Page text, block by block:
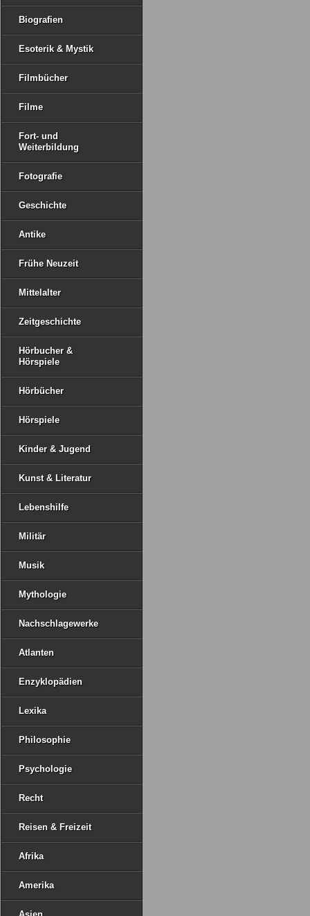
Biografien
Esoterik & Mystik
Filmbücher
Filme
Fort- und
Weiterbildung
Fotografie
Geschichte
Antike
Frühe Neuzeit
Mittelalter
Zeitgeschichte
Hörbucher &
Hörspiele
Hörbücher
Hörspiele
Kinder & Jugend
Kunst & Literatur
Lebenshilfe
Militär
Musik
Mythologie
Nachschlagewerke
Atlanten
Enzyklopädien
Lexika
Philosophie
Psychologie
Recht
Reisen & Freizeit
Afrika
Amerika